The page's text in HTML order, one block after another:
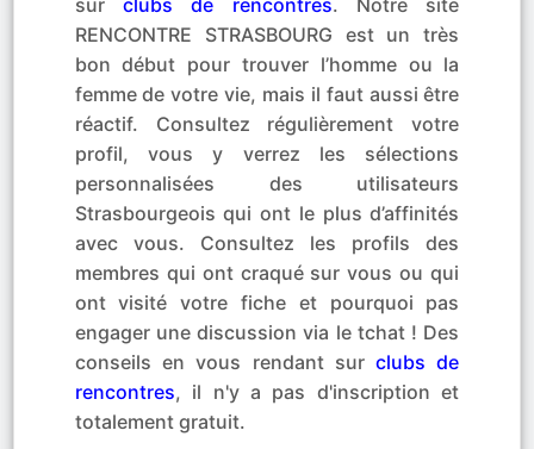
RENCONTRE STRASBOURG est un très
bon début pour trouver l’homme ou la
femme de votre vie, mais il faut aussi être
réactif. Consultez régulièrement votre
profil, vous y verrez les sélections
personnalisées des utilisateurs
Strasbourgeois qui ont le plus d’affinités
avec vous. Consultez les profils des
membres qui ont craqué sur vous ou qui
ont visité votre fiche et pourquoi pas
engager une discussion via le tchat ! Des
conseils en vous rendant surclubs de
rencontres, il n'y a pas d'inscription et
totalement gratuit.